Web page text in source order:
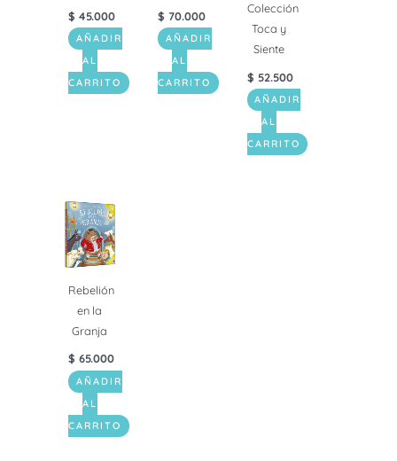
$ 45.000
AÑADIR
AL
CARRITO
$ 70.000
AÑADIR
AL
CARRITO
Colección
Toca y
Siente
$ 52.500
AÑADIR
AL
CARRITO
Rebelión
en la
Granja
$ 65.000
AÑADIR
AL
CARRITO